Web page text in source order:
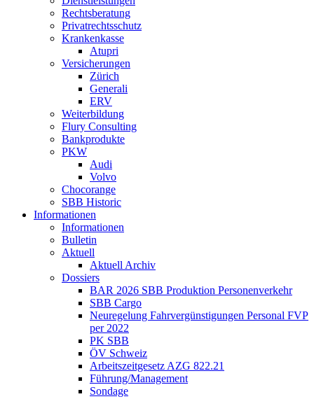
Rechtsberatung
Privatrechtsschutz
Krankenkasse
Atupri
Versicherungen
Zürich
Generali
ERV
Weiterbildung
Flury Consulting
Bankprodukte
PKW
Audi
Volvo
Chocorange
SBB Historic
Informationen
Informationen
Bulletin
Aktuell
Aktuell Archiv
Dossiers
BAR 2026 SBB Produktion Personenverkehr
SBB Cargo
Neuregelung Fahrvergünstigungen Personal FVP
per 2022
PK SBB
ÖV Schweiz
Arbeitszeitgesetz AZG 822.21
Führung/Management
Sondage